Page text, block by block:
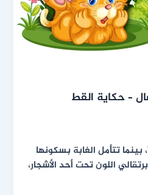
– حكاية القط
تتأمل الغابة بسكونها
اللون تحت أحد الأشجار،